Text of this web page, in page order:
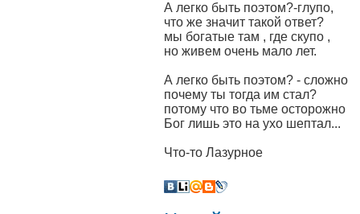
А легко быть поэтом?-глупо,
что же значит такой ответ?
мы богатые там , где скупо ,
но живем очень мало лет.
А легко быть поэтом? - сложно
почему ты тогда им стал?
потому что во тьме осторожно
Бог лишь это на ухо шептал...
Что-то Лазурное